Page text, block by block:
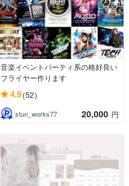
音楽イベントパーティ系の格好良い
フライヤー作ります
4.9(52)
stun_works77 20,000 円